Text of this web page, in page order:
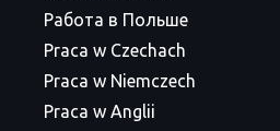
Работа в Польше
Praca w Czechach
Praca w Niemczech
Praca w Anglii